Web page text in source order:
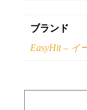
ブランド
EasyHit – イ